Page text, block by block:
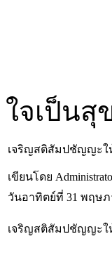
ใจเป็นสุ
เจริญสติสัมปชัญญะ
เขียนโดย
วันอาทิตย์ที่ 31 พฤษภ
เจริญสติสัมปชัญญะ